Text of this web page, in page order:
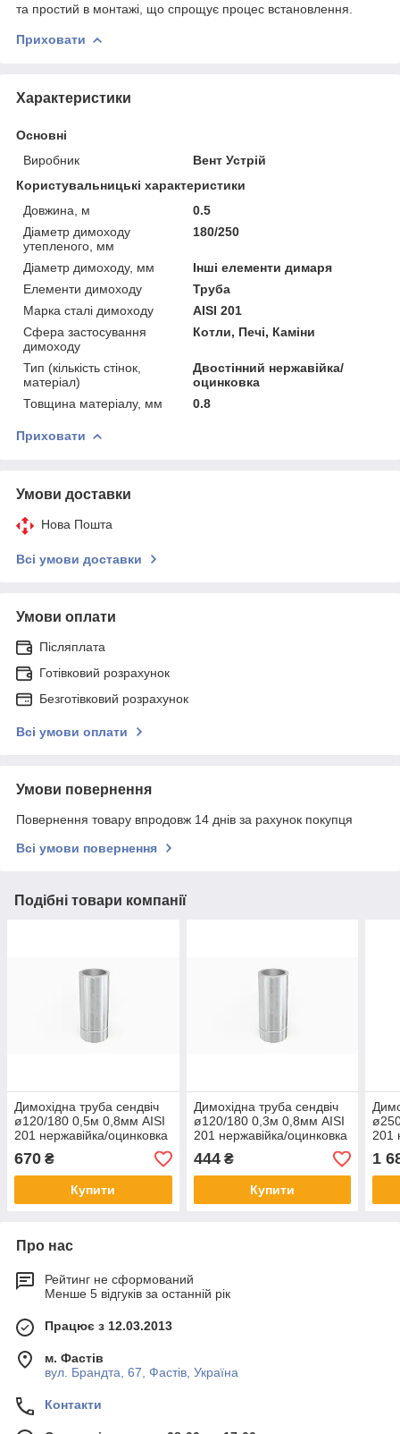
та простий в монтажі, що спрощує процес встановлення.
Приховати
Характеристики
Основні
Виробник
Вент Устрій
Користувальницькі характеристики
Довжина, м
0.5
Діаметр димоходу
утепленого, мм
180/250
Діаметр димоходу, мм
Інші елементи димаря
Елементи димоходу
Труба
Марка сталі димоходу
AISI 201
Сфера застосування
димоходу
Котли, Печі, Каміни
Тип (кількість стінок,
матеріал)
Двостінний нержавійка/
оцинковка
Товщина матеріалу, мм
0.8
Приховати
Умови доставки
Нова Пошта
Всі умови доставки
Умови оплати
Післяплата
Готівковий розрахунок
Безготівковий розрахунок
Всі умови оплати
Умови повернення
Повернення товару впродовж 14 днів за рахунок покупця
Всі умови повернення
Подібні товари компанії
Димохідна труба сендвіч
ø120/180 0,5м 0,8мм AISI
201 нержавійка/оцинковка
670 ₴
Купити
Димохідна труба сендвіч
ø120/180 0,3м 0,8мм AISI
201 нержавійка/оцинковка
444₴
Купити
201
1
Про нас
Рейтинг не сформований
Менше 5 відгуків за останній рік
Працює з 12.03.2013
м. Фастів
вул. Брандта, 67, Фастів, Україна
Контакти